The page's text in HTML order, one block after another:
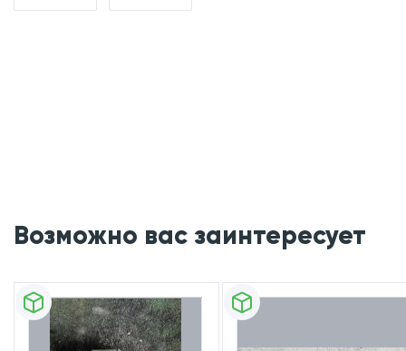
Возможно вас заинтересует